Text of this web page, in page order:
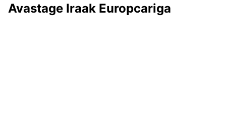
Avastage Iraak Europcariga